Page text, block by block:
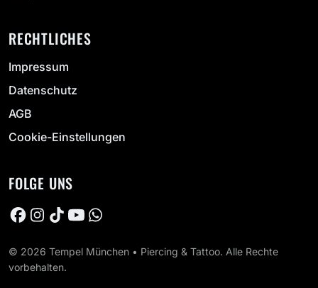
RECHTLICHES
Impressum
Datenschutz
AGB
Cookie-Einstellungen
FOLGE UNS
© 2026 Tempel München • Piercing & Tattoo. Alle Rechte
vorbehalten.